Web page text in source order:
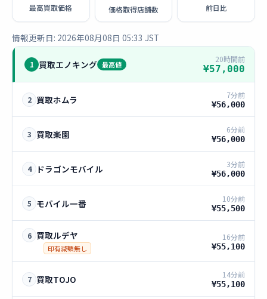
最高買取価格 価格取得店舗数 前日比
情報更新日: 2026年08月08日 05:33 JST
1 買取エノキング 最高値
20時間前
¥57,000
2 買取ホムラ 7分前
¥56,000
3 買取楽園 6分前
¥56,000
4 ドラゴンモバイル 3分前
¥56,000
5 モバイル一番 10分前
¥55,500
6 買取ルデヤ
印有減額無し
16分前
¥55,100
7 買取TOJO 14分前
¥55,100